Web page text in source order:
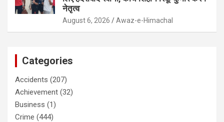
नेतृत्व
August 6, 2026 Awaz-e-Himachal
Categories
Accidents (207)
Achievement (32)
Business (1)
Crime (444)